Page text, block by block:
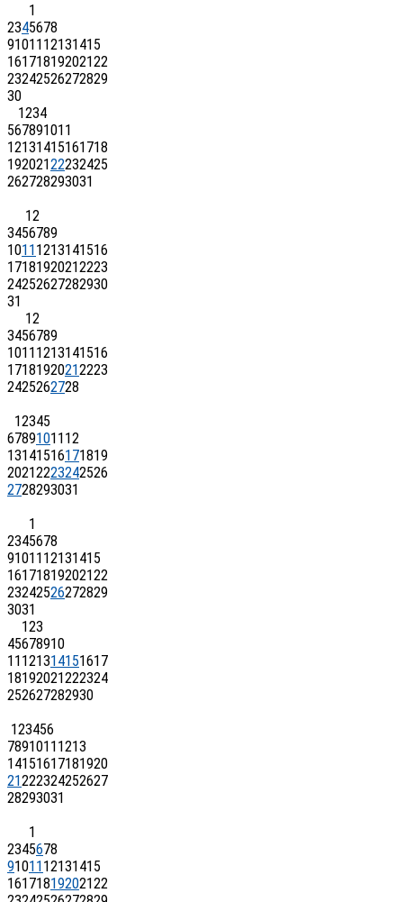
1
2345678
9101112131415
16171819202122
23242526272829
30
1234
567891011
12131415161718
19202122232425
262728293031
12
3456789
10111213141516
17181920212223
24252627282930
31
12
3456789
10111213141516
17181920212223
2425262728
12345
6789101112
13141516171819
20212223242526
2728293031
1
2345678
9101112131415
16171819202122
23242526272829
3031
123
45678910
11121314151617
18192021222324
252627282930
123456
78910111213
14151617181920
21222324252627
28293031
1
2345678
9101112131415
16171819202122